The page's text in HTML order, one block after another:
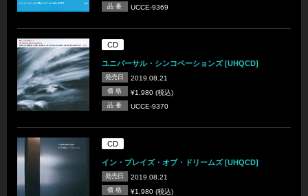
品 番 UCCE-9369
CD
ユニバーサル・シンコペーションズ [UHQCD]
発売日 2019.08.21
価 格 ¥1,980 (税込)
品 番 UCCE-9370
CD
イン・プレイズ・オブ・ドリームズ [UHQCD]
発売日 2019.08.21
価 格 ¥1,980 (税込)